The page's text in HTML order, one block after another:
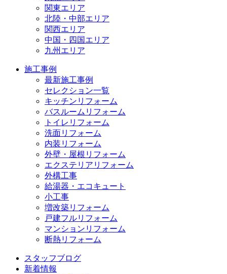
関東エリア
北陸・中部エリア
関西エリア
中国・四国エリア
九州エリア
施工事例
最新施工事例
セレクション一覧
キッチンリフォーム
バスルームリフォーム
トイレリフォーム
洗面リフォーム
内装リフォーム
外壁・屋根リフォーム
エクステリアリフォーム
外構工事
給湯器・エコキュート
小工事
増改築リフォーム
戸建フルリフォーム
マンションリフォーム
断熱リフォーム
スタッフブログ
新着情報